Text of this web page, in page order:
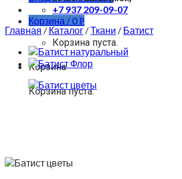
Корзина /0Р
Корзина пуста.
Корзина
Корзина пуста.
+7 937 209-09-07
Главная/Каталог /Ткани / Батист